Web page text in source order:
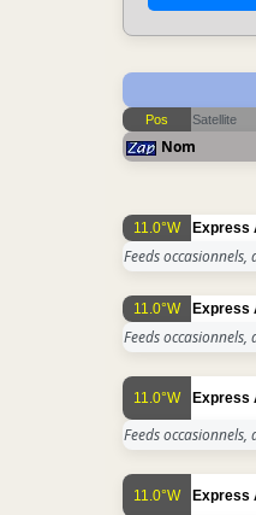
Pos Satellite
Nom
11.0°W Express
Feeds
11.0°W Express
Feeds
11.0°W Express
Feeds
11.0°W Express